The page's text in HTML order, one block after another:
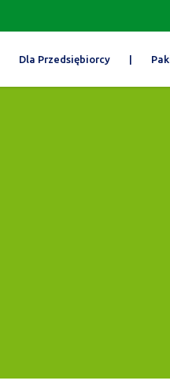
Dla Przedsiębiorcy |